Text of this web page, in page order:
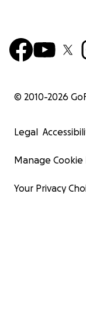
© 2010-2026
Legal
Manage
Your Privacy